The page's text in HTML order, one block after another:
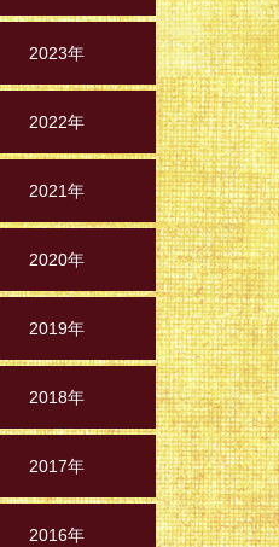
2023年
2022年
2021年
2020年
2019年
2018年
2017年
2016年